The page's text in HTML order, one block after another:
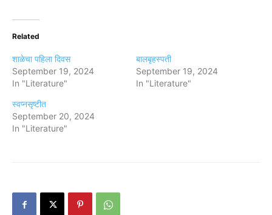
Related
शाळेचा पहिला दिवस
September 19, 2024
In "Literature"
बालबृहस्पती
September 19, 2024
In "Literature"
स्वप्नसृष्टीत
September 20, 2024
In "Literature"